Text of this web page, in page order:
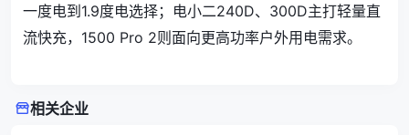
一度电到1.9度电选择；电小二240D、300D主打轻量直
流快充，1500 Pro 2则面向更高功率户外用电需求。
相关企业